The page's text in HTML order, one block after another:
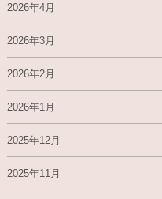
2026年4月
2026年3月
2026年2月
2026年1月
2025年12月
2025年11月